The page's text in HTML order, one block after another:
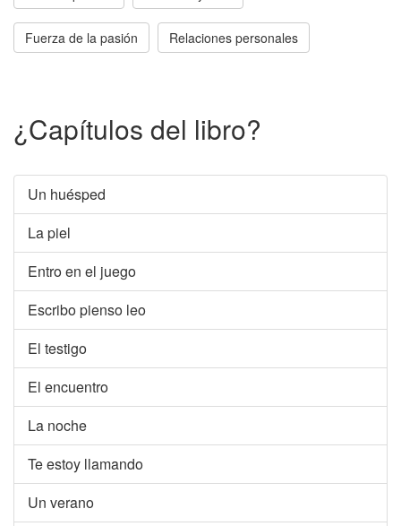
Fuerza de la pasión Relaciones personales
¿Capítulos del libro?
Un huésped
La piel
Entro en el juego
Escribo pienso leo
El testigo
El encuentro
La noche
Te estoy llamando
Un verano